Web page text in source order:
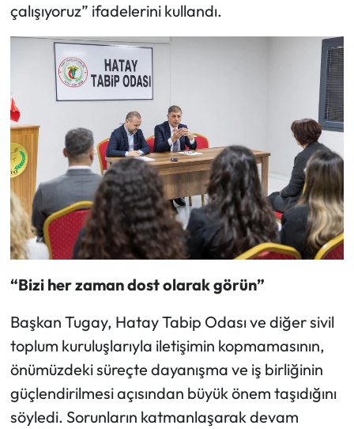
çalışıyoruz” ifadelerini kullandı.
“Bizi her zaman dost olarak görün”
Başkan Tugay, Hatay Tabip Odası ve diğer sivil
toplum kuruluşlarıyla iletişimin kopmamasının,
önümüzdeki süreçte dayanışma ve iş birliğinin
güçlendirilmesi açısından büyük önem taşıdığını
söyledi. Sorunların katmanlaşarak devam